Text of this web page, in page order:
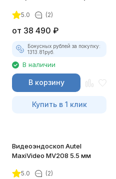
5.0 (2)
от 38 490 ₽
Бонусных рублей за покупку:
1313.81руб.
В наличии
В корзину
Купить в 1 клик
Видеоэндоскоп Autel
MaxiVideo MV208 5.5 мм
5.0 (2)